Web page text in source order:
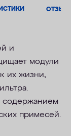
и
модули
их жизни,
содержанием
примесей.